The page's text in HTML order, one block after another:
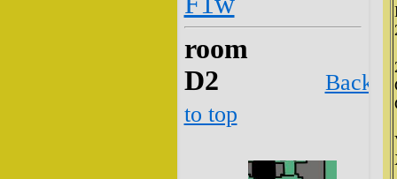
room
D2
Back
to top